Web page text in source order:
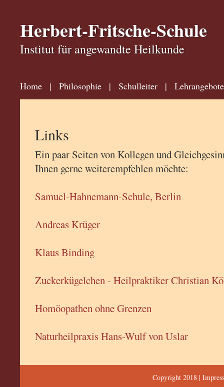
Herbert-Fritsche-Schule
Institut für angewandte Heilkunde
Home| Philosophie| Schulleiter| Lehrangebote
Links
Ein paar Seiten von Kollegen und
Ihnen gerne weiterempfehlen möchte:
Samuel-Hahnemann-Schule, Berlin
Andreas Krüger
Klaus Binding
Zuckerkügelchen - Heilpraktiker Christian
Homöopathen ohne Grenzen
Naturheilpraxis Hans-Wulf von Uslar
Copyright 2018 |